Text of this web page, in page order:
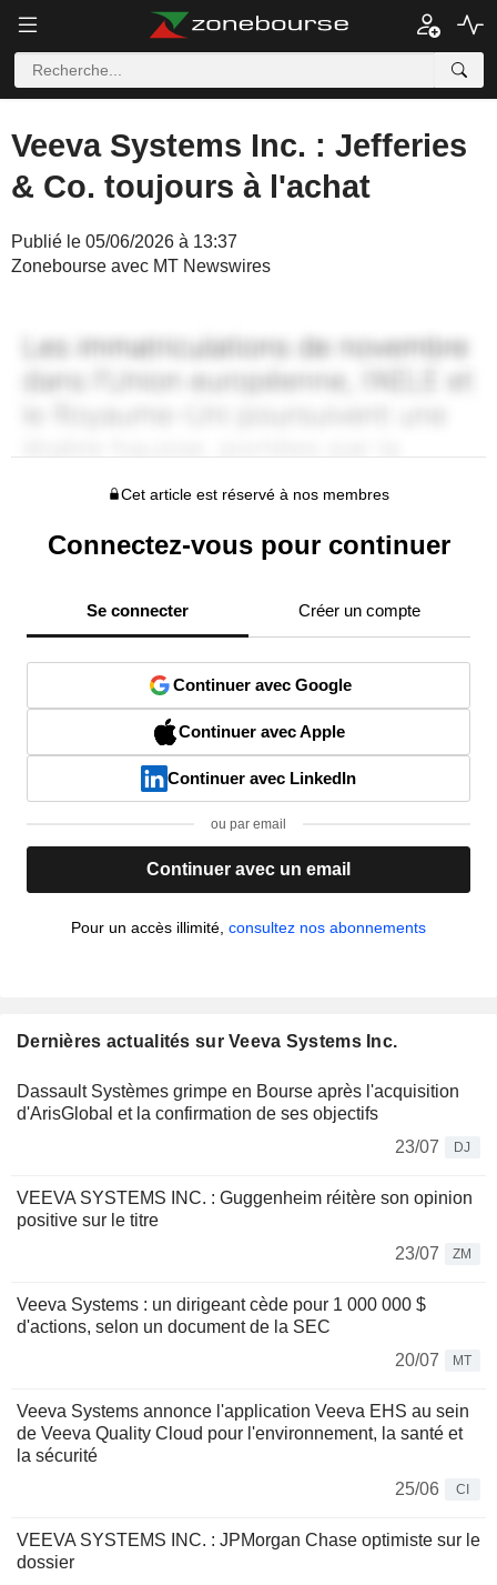
Veeva Systems Inc. : Jefferies
& Co. toujours à l'achat
Publié le 05/06/2026 à 13:37
Zonebourse avec MT Newswires
Cet article est réservé à nos membres
Connectez-vous pour continuer
Se connecter Créer un compte
Continuer avec Google
Continuer avec Apple
Continuer avec LinkedIn
ou par email
Continuer avec un email
Pour un accès illimité, consultez nos abonnements
Dernières actualités sur Veeva Systems Inc.
Dassault Systèmes grimpe en Bourse après l'acquisition
d'ArisGlobal et la confirmation de ses objectifs
23/07
DJ
VEEVA SYSTEMS INC. : Guggenheim réitère son opinion
positive sur le titre
23/07
ZM
Veeva Systems : un dirigeant cède pour 1 000 000 $
d'actions, selon un document de la SEC
20/07
MT
Veeva Systems annonce l'application Veeva EHS au sein
de Veeva Quality Cloud pour l'environnement, la santé et
la sécurité
25/06
CI
VEEVA SYSTEMS INC. : JPMorgan Chase optimiste sur le
dossier